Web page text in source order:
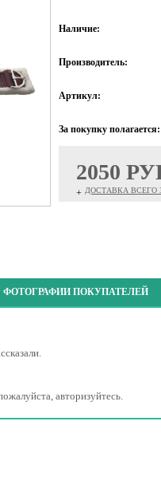
Наличие:
Производитель:
Артикул:
За покупку полагается:
2050
+ ДОСТАВКА ВСЕГО
ФОТОГРАФИИ ПОКУПАТЕЛЕЙ
авторизуйтесь.